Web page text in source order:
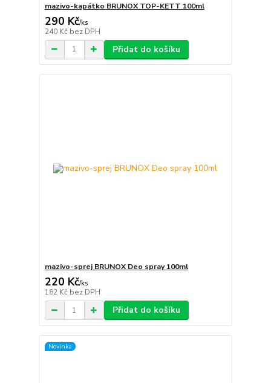
mazivo-kapátko BRUNOX TOP-KETT 100ml
290 Kč/ks
240 Kč bez DPH
Přidat do košíku
mazivo-sprej BRUNOX Deo spray 100ml
220 Kč/ks
182 Kč bez DPH
Přidat do košíku
Novinka